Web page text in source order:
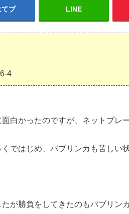
てブ LINE
4
白かったのですが、ネットプレ
ではじめ、バブリンカも苦しい
が勝負をしてきたのもバブリンカ